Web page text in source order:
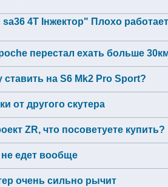
4T Інжектор" Плохо
перестал ехать больше
ставить на S6 Mk2 Pro Sport?
от другого скутера
ZR, что посоветуете купить?
едет вообще
очень сильно рычит